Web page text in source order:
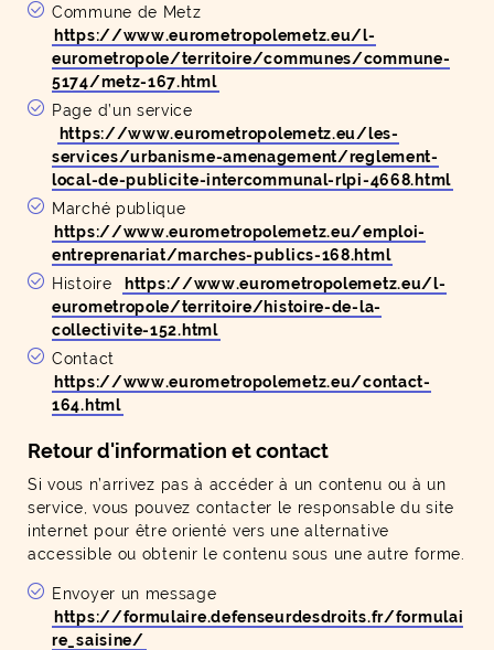
Commune de Metz
https://www.eurometropolemetz.eu/l-
eurometropole/territoire/communes/commune-
5174/metz-167.html
Page d’un service
https://www.eurometropolemetz.eu/les-
services/urbanisme-amenagement/reglement-
local-de-publicite-intercommunal-rlpi-4668.html
Marché publique
https://www.eurometropolemetz.eu/emploi-
entreprenariat/marches-publics-168.html
Histoire
https://www.eurometropolemetz.eu/l-
eurometropole/territoire/histoire-de-la-
collectivite-152.html
Contact
https://www.eurometropolemetz.eu/contact-
164.html
Retour d'information et contact
Si vous n’arrivez pas à accéder à un contenu ou à un
service, vous pouvez contacter le responsable du site
internet pour être orienté vers une alternative
accessible ou obtenir le contenu sous une autre forme.
Envoyer un message
https://formulaire.defenseurdesdroits.fr/formulai
re_saisine/